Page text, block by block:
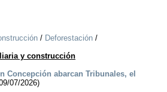
/ Deforestación /
y construcción
Concepción abarcan Tribunales, el
07/2026)